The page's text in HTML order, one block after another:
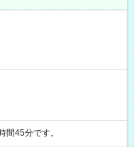
7時間45分です。